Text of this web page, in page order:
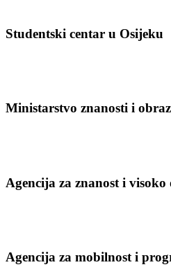
Studentski centar u Osijeku
Ministarstvo znanosti i
Agencija za znanost i
Agencija za mobilnost i